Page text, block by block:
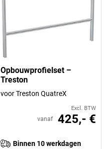
Opbouwprofielset –
Treston
voor Treston QuatreX
Excl. BTW
vanaf 425,- €
Binnen 10 werkdagen